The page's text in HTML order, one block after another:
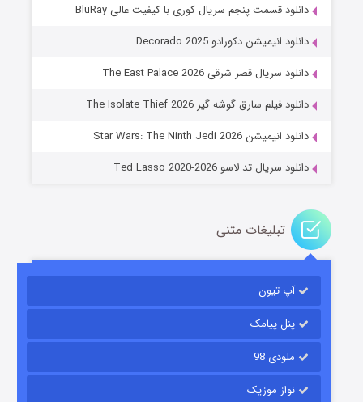
جادوگری در مغولستان
قسمت۱۴ (زیرنویس) منتشر شد
دانلود قسمت پنجم سریال کوری با کیفیت عالی BluRay
دانلود انیمیشن دکورادو Decorado 2025
دانلود سریال قصر شرقی The East Palace 2026
دانلود فیلم سارق گوشه گیر The Isolate Thief 2026
دانلود انیمیشن Star Wars: The Ninth Jedi 2026
دانلود سریال تد لاسو Ted Lasso 2020-2026
تبلیغات متنی
آپ تیون
پنل پیامک
ملودی 98
نواز موزیک